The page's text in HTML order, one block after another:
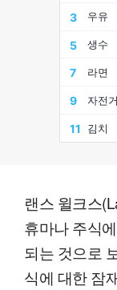
랜스 윌크스
휴마나 주식
되는 것으로
식에 대한 잠